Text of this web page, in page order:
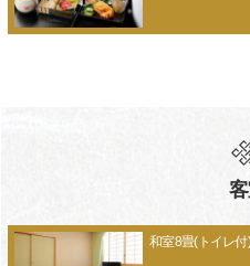
和室8畳(トイレ付